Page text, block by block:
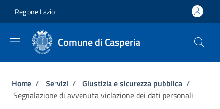
Regione Lazio
Comune di Casperia
Briciole di pane
Home / Servizi / Giustizia e sicurezza pubblica /
Segnalazione di avvenuta violazione dei dati personali